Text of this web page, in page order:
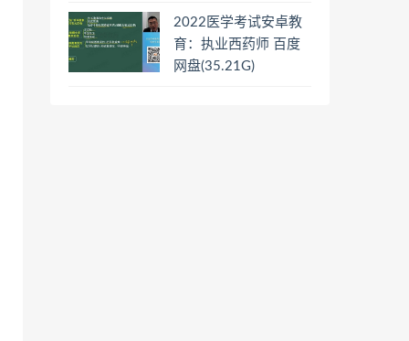
2022医学考试安卓教
育：执业西药师 百度
网盘(35.21G)